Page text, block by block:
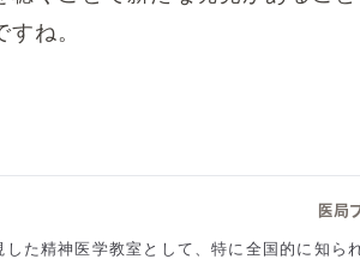
ね。
医局
た精神医学教室として、特に全国的に知ら